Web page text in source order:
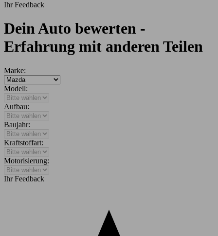
Ihr Feedback
Dein Auto bewerten -
Erfahrung mit anderen Teilen
Marke:
Modell:
Aufbau:
Baujahr:
Kraftstoffart:
Motorisierung:
Ihr Feedback